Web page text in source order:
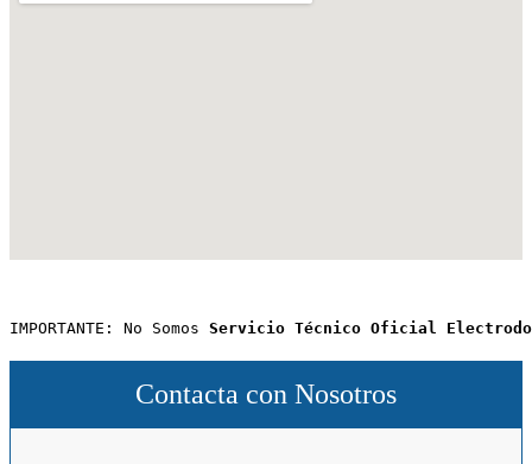
IMPORTANTE: No Somos Servicio Técnico Oficial
Contacta con Nosotros